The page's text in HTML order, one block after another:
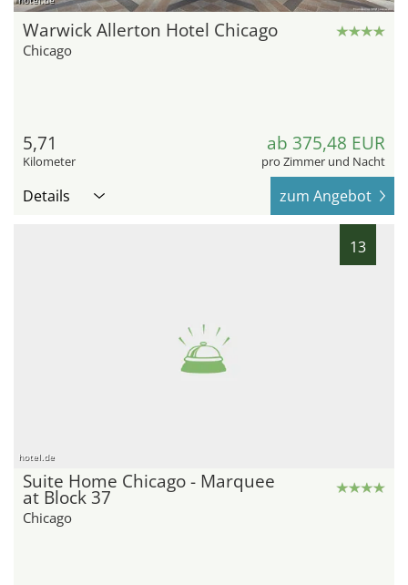
Warwick Allerton Hotel Chicago
Chicago
5,71
Kilometer
ab 375,48 EUR
pro Zimmer und Nacht
Details zum Angebot
13
hotel.de
Suite Home Chicago - Marquee
at Block 37
Chicago